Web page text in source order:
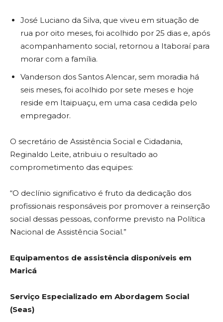
José Luciano da Silva, que viveu em situação de
rua por oito meses, foi acolhido por 25 dias e, após
acompanhamento social, retornou a Itaboraí para
morar com a família.
Vanderson dos Santos Alencar, sem moradia há
seis meses, foi acolhido por sete meses e hoje
reside em Itaipuaçu, em uma casa cedida pelo
empregador.
O secretário de Assistência Social e Cidadania,
Reginaldo Leite, atribuiu o resultado ao
comprometimento das equipes:
“O declínio significativo é fruto da dedicação dos
profissionais responsáveis por promover a reinserção
social dessas pessoas, conforme previsto na Política
Nacional de Assistência Social.”
Equipamentos de assistência disponíveis em
Maricá
Serviço Especializado em Abordagem Social
(Seas)